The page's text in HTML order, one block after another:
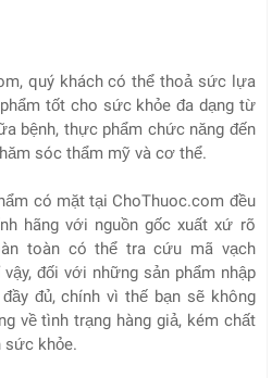
quý khách có thể thoả sức lựa
tốt cho sức khỏe đa dạng từ
bệnh, thực phẩm chức năng đến
sóc thẩm mỹ và cơ thể.
có mặt tại ChoThuoc.com đều
hãng với nguồn gốc xuất xứ rõ
toàn có thể tra cứu mã vạch
đối với những sản phẩm nhập
đủ, chính vì thế bạn sẽ không
về tình trạng hàng giả, kém chất
sức khỏe.